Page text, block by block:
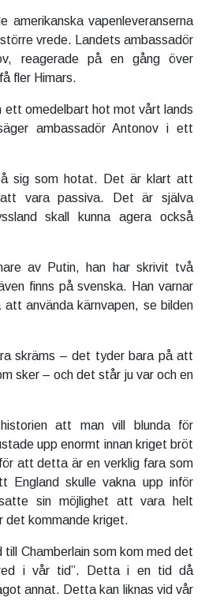
amerikanska vapenleveranserna
vrede. Landets ambassadör
reagerade på en gång över
fler Himars.
omedelbart hot mot vårt lands
ambassadör Antonov i ett
sig som hotat. Det är klart att
vara passiva. Det är själva
skall kunna agera också
av Putin, han har skrivit två
finns på svenska. Han varnar
använda kärnvapen, se bilden
skräms – det tyder bara på att
sker – och det står ju var och en
att man vill blunda för
upp enormt innan kriget bröt
att detta är en verklig fara som
England skulle vakna upp inför
sin möjlighet att vara helt
kommande kriget.
till Chamberlain som kom med det
i vår tid”. Detta i en tid då
annat. Detta kan liknas vid vår